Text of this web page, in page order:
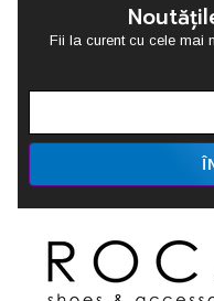
Fii la curent cu cele mai